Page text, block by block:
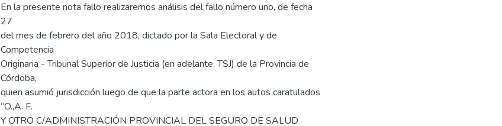
En la presente nota fallo realizaremos análisis del fallo número uno, de fecha
27
del mes de febrero del año 2018, dictado por la Sala Electoral y de
Competencia
Originaria - Tribunal Superior de Justicia (en adelante, TSJ) de la Provincia de
Córdoba,
quien asumió jurisdicción luego de que la parte actora en los autos caratulados
“O.,A. F.
Y OTRO C/ADMINISTRACIÓN PROVINCIAL DEL SEGURO DE SALUD